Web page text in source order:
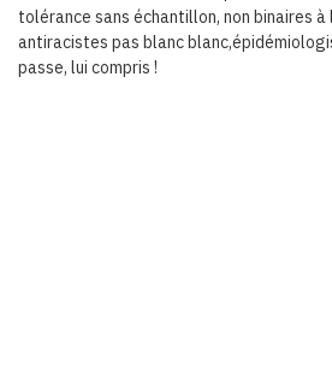
tolérance sans échantillon, non binaires à
antiracistes pas blanc
passe, lui compris !